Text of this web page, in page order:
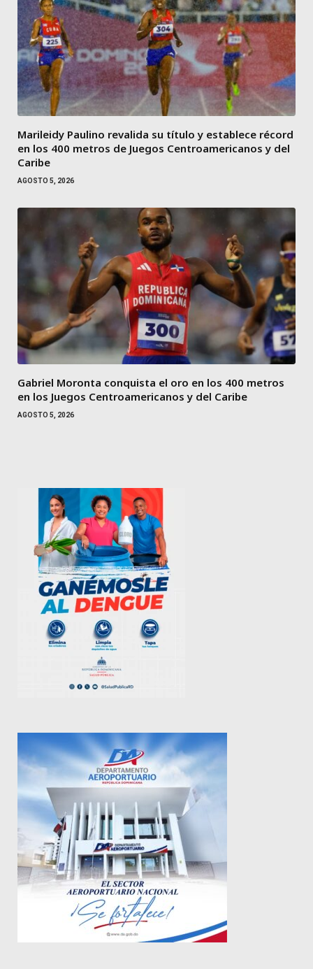
Marileidy Paulino revalida su título y establece récord
en los 400 metros de Juegos Centroamericanos y del
Caribe
AGOSTO 5, 2026
Gabriel Moronta conquista el oro en los 400 metros
en los Juegos Centroamericanos y del Caribe
AGOSTO 5, 2026